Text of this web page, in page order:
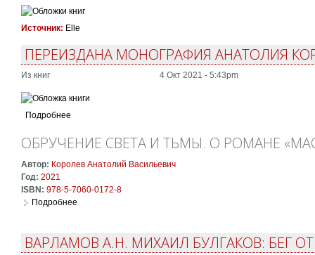
Источник: Elle
ПЕРЕИЗДАНА МОНОГРАФИЯ АНАТОЛИЯ
Из книг 4 Окт 2021 - 5:43pm
Подробнее
ОБРУЧЕНИЕ СВЕТА И ТЬМЫ. О РОМАНЕ
Автор: Королев Анатолий Васильевич
Год: 2021
ISBN: 978-5-7060-0172-8
Подробнее
ВАРЛАМОВ А.Н. МИХАИЛ БУЛГАКОВ: БЕГ